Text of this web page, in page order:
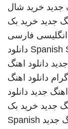
جدید خرید شال
جدید خرید بک
فارسی
Spanish دانلود
دانلود اهنگ
دانلود اهنگ
اهنگ جدید دانلود
جدید خرید بک
جدید Spanish